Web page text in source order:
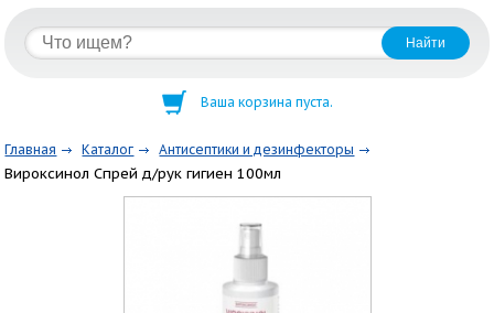
Ваша корзина пуста.
Главная Каталог Антисептики и дезинфекторы
Вироксинол Спрей д/рук гигиен 100мл